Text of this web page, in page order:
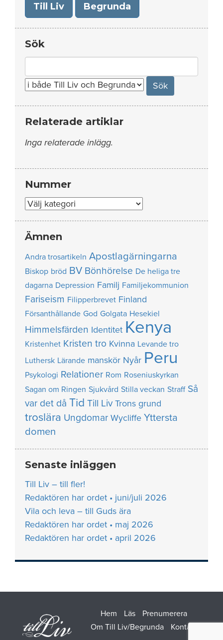
Till Liv Begrunda
Sök
for:
Relaterade artiklar
Inga relaterade inlägg.
Nummer
Nummer
Ämnen
Andra trosartikeln Apostlagärningarna
Biskop bröd BV Bönhörelse De heliga tre
dagarna Depression Familj Familjekommunion
Fariseism Filipperbrevet Finland
Försanthållande God Golgata Hesekiel
Himmelsfärden Identitet Kenya
Kristenhet Kristen tro Kvinna Levande tro
Luthersk Lärande manskör Nyår Peru
Psykologi Relationer Rom Roseniuskyrkan
Sagan om Ringen Sjukvård Stilla veckan Straff Så
var det då Tid Till Liv Trons grund
troslära Ungdomar Wycliffe Yttersta
domen
Senaste inläggen
Till Liv – till fler!
Redaktören har ordet • juni/juli 2026
Vila och leva – till Guds ära
Redaktören har ordet • maj 2026
Redaktören har ordet • april 2026
Hem Läs
Prenumerera
Om Till Liv/Begrunda
Kontakt